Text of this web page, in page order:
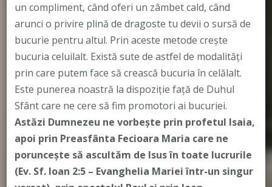
un compliment, când oferi un zâmbet cald, când
arunci o privire plină de dragoste tu devii o sursă de
bucurie pentru altul. Prin aceste metode creşte
bucuria celuilalt. Există sute de astfel de modalităţi
prin care putem face să crească bucuria în celălalt.
Este punerea noastră la dispoziție față de Duhul
Sfânt care ne cere să fim promotori ai bucuriei.
Astăzi Dumnezeu ne vorbeşte prin profetul Isaia,
apoi prin Preasfânta Fecioara Maria care ne
poruncește să ascultăm de Isus în toate lucrurile
(Ev. Sf. Ioan 2:5 – Evanghelia Mariei într-un singur